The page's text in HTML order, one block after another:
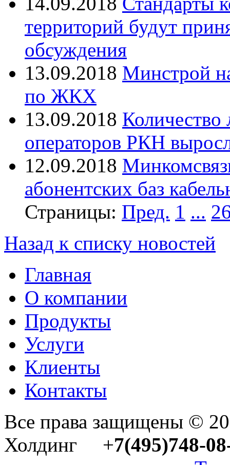
территорий будут
обсуждения
13.09.2018 Минстрой
по ЖКХ
13.09.2018 Количество
операторов РКН
12.09.2018
абонентских баз
Страницы: Пред. 1 ...
Назад к списку новостей
Главная
О компании
Продукты
Услуги
Клиенты
Контакты
Все права защищены ©
Холдинг +7(495)748-